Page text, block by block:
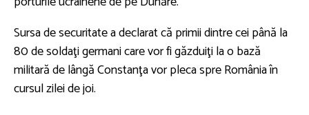
Sursa de securitate a declarat că primii dintre cei până la
80 de soldaţi germani care vor fi găzduiţi la o bază
militară de lângă Constanţa vor pleca spre România în
cursul zilei de joi.